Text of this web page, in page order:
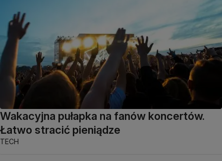
Wakacyjna pułapka na fanów koncertów.
Łatwo stracić pieniądze
TECH